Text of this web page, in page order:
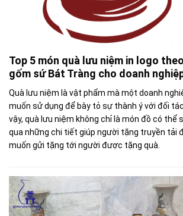
Top 5 món quà lưu niệm in logo
gốm sứ Bát Tràng cho doanh
Quà lưu niệm là vật phẩm mà một doanh
muốn sử dụng để bày tỏ sự thành ý với đối
vậy, quà lưu niệm không chỉ là món đồ có thể
qua những chi tiết giúp người tặng truyền tải
muốn gửi tặng tới người được tặng quà.